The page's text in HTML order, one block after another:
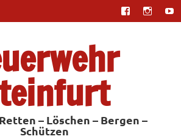
– Löschen – Bergen –
Schützen